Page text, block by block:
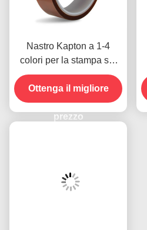
Nastro Kapton a 1-4
colori per la stampa sul
lato anteriore
Ottenga il migliore
prezzo